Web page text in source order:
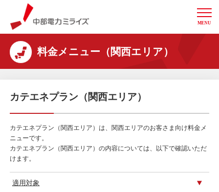
中部電力ミライズ
MENU
料金メニュー（関西エリア）
カテエネプラン（関西エリア）
カテエネプラン（関西エリア）は、関西エリアのお客さま向け料金メ
ニューです。
カテエネプラン（関西エリア）の内容については、以下で確認いただ
けます。
適用対象